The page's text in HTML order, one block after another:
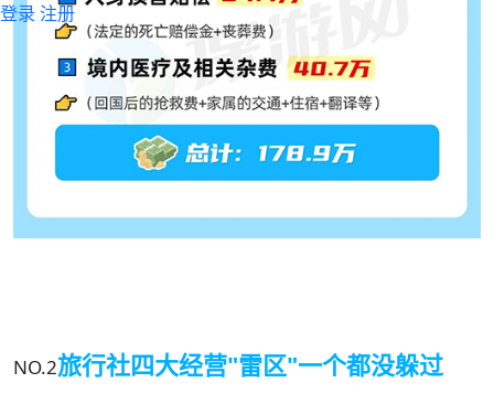
登录 注册
NO.2旅行社四大经营"雷区"一个都没躲过